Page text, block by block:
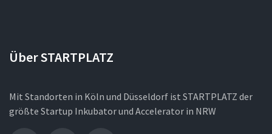
Über STARTPLATZ
Mit Standorten in Köln und Düsseldorf ist STARTPLATZ der
größte Startup Inkubator und Accelerator in NRW